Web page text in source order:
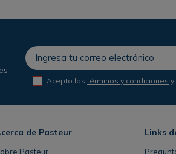
Acepto lostérminos y condiciones y
de Pasteur
Pasteur
Links